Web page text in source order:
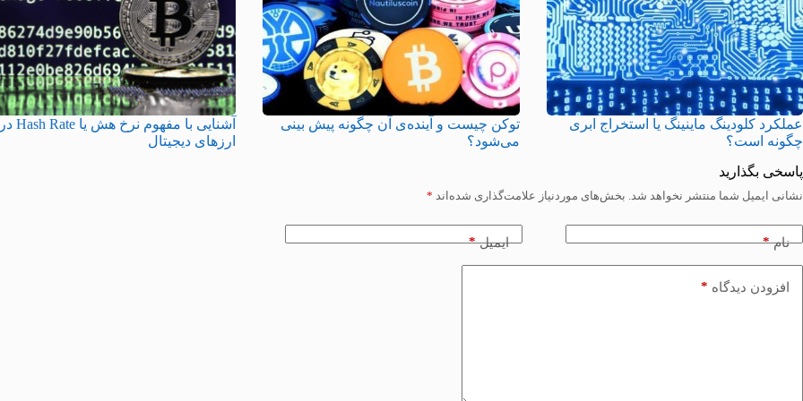
عملکرد کلودینگ ماینینگ یا استخراج ابری
چگونه است؟
توکن چیست و آینده‌ی آن چگونه پیش بینی
می‌شود؟
آشنایی با مفهوم نرخ هش یا Hash Rate در
ارزهای دیجیتال
پاسخی بگذارید
نشانی ایمیل شما منتشر نخواهد شد. بخش‌های موردنیاز علامت‌گذاری شده‌اند *
نام* ایمیل*
افزودن دیدگاه *